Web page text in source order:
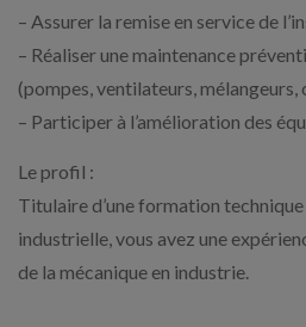
– Assurer la remise en service de
– Réaliser une maintenance
(pompes, ventilateurs, mélangeurs,
– Participer à l’amélioration des
Le profil :
Titulaire d’une formation
industrielle, vous avez une
de la mécanique en industrie.